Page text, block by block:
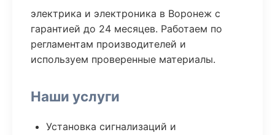
электрика и электроника в Воронеж с
гарантией до 24 месяцев. Работаем по
регламентам производителей и
используем проверенные материалы.
Наши услуги
Установка сигнализаций и